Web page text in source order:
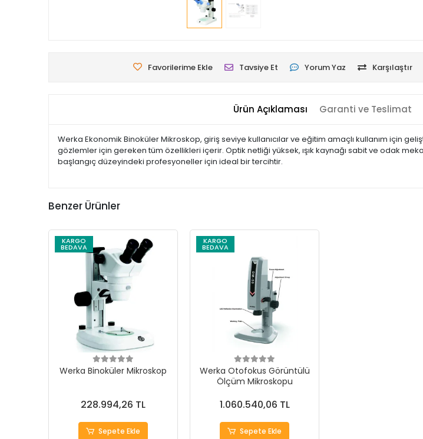
Favorilerime Ekle Tavsiye Et Yorum Yaz Karşılaştır
Ürün Açıklaması Garanti ve Teslimat
Werka Ekonomik Binoküler Mikroskop, giriş seviye kullanıcılar ve eğitim amaçlı kullanım için
gözlemler için gereken tüm özellikleri içerir. Optik netliği yüksek, ışık kaynağı sabit ve odak
başlangıç düzeyindeki profesyoneller için ideal bir tercihtir.
Benzer Ürünler
KARGO
BEDAVA
Werka Binoküler Mikroskop
228.994,26 TL
Sepete Ekle
KARGO
BEDAVA
Werka Otofokus Görüntülü
Ölçüm Mikroskopu
1.060.540,06 TL
Sepete Ekle